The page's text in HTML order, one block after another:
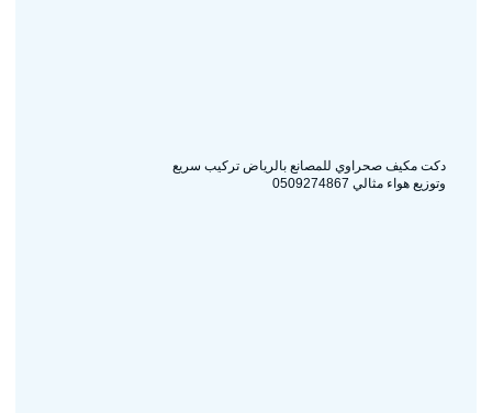
دكت مكيف صحراوي للمصانع بالرياض تركيب سريع
وتوزيع هواء مثالي 0509274867